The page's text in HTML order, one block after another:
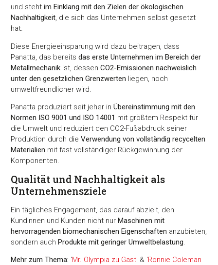
und stehtim Einklang mit den Zielen der ökologischen
Nachhaltigkeit, die sich das Unternehmen selbst gesetzt
hat.
Diese Energieeinsparung wird dazu beitragen, dass
Panatta, das bereitsdas erste Unternehmen im Bereich der
Metallmechanik ist, dessenCO2-Emissionen nachweislich
unter den gesetzlichen Grenzwerten liegen, noch
umweltfreundlicher wird.
Panatta produziert seit jeher inÜbereinstimmung mit den
Normen ISO 9001 und ISO 14001 mit größtem Respekt für
die Umwelt und reduziert den CO2-Fußabdruck seiner
Produktion durch dieVerwendung von vollständig recycelten
Materialien mit fast vollständiger Rückgewinnung der
Komponenten.
Qualität und Nachhaltigkeit als
Unternehmensziele
Ein tägliches Engagement, das darauf abzielt, den
Kundinnen und Kunden nicht nurMaschinen mit
hervorragenden biomechanischen Eigenschaften anzubieten,
sondern auchProdukte mit geringer Umweltbelastung.
Mehr zum Thema: 'Mr. Olympia zu Gast' & 'Ronnie Coleman